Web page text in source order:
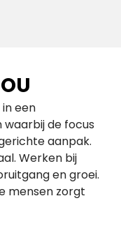
een
de focus
aanpak.
Werken bij
en groei.
mensen zorgt